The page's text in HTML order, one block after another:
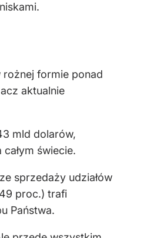
rożnej formie ponad
aktualnie
mld dolarów,
świecie.
sprzedaży udziałów
proc.) trafi
Państwa.